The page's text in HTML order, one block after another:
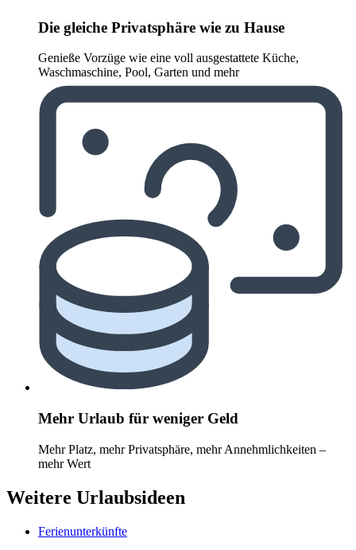
Die gleiche Privatsphäre wie zu Hause
Genieße Vorzüge wie eine voll ausgestattete Küche,
Waschmaschine, Pool, Garten und mehr
Mehr Urlaub für weniger Geld
Mehr Platz, mehr Privatsphäre, mehr Annehmlichkeiten –
mehr Wert
Weitere Urlaubsideen
Ferienunterkünfte